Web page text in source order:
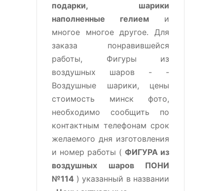
подарки, шарики
наполненные гелием и
многое многое другое. Для
заказа понравившейся
работы, Фигуры из
воздушных шаров - -
Воздушные шарики, цены
стоимость минск фото,
необходимо сообщить по
контактным телефонам срок
желаемого дня изготовления
и номер работы ( ФИГУРА из
воздушных шаров ПОНИ
№114 ) указанный в названии